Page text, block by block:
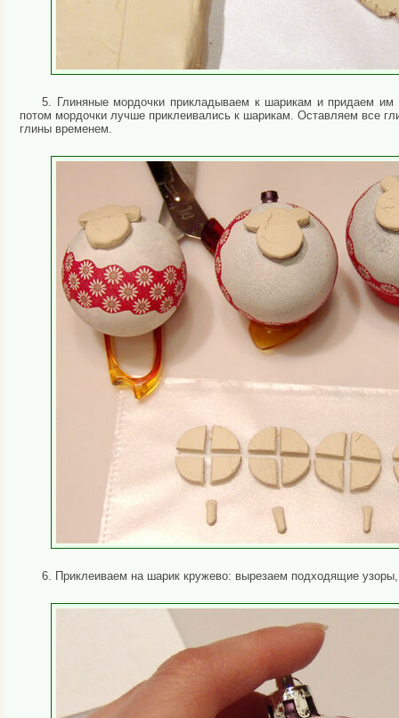
5. Глиняные мордочки прикладываем к шарикам и придаем
потом мордочки лучше приклеивались к шарикам. Оставляем все
глины временем.
6. Приклеиваем на шарик кружево: вырезаем подходящие